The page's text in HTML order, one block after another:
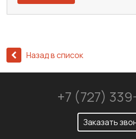
Назад в список
+7 (727)
Заказать